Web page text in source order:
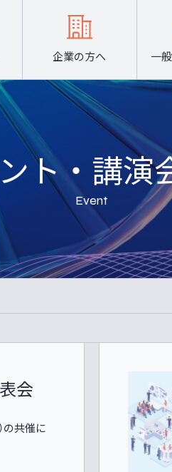
研究者の方へ
主要研究紹介
研究者/
研究ユニット紹介
企業の方へ
企業の方へ
連携のご案内
研究者/
研究ユニット紹介
お問合せ・ご相談窓口
一
一般・学生の方へ
イベント
研究者/
研究ユニット紹介
問合せ・ご相談窓口
ト・講演
Event
会
の共催に